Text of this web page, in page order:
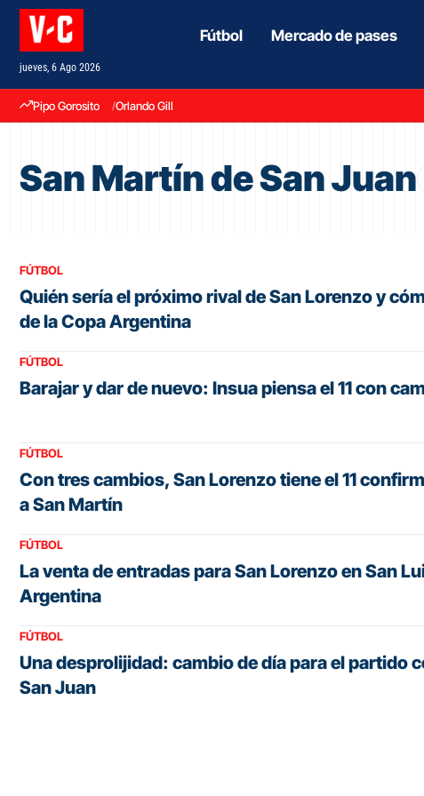
jueves, 6 Ago 2026
Fútbol Mercado de pases
Pipo Gorosito Orlando Gill
San Martín de San Juan
FÚTBOL
Quién sería el próximo rival de San Lorenzo y
de la Copa Argentina
FÚTBOL
Barajar y dar de nuevo: Insua piensa el 11 con
FÚTBOL
Con tres cambios, San Lorenzo tiene el 11
a San Martín
FÚTBOL
La venta de entradas para San Lorenzo en San
Argentina
FÚTBOL
Una desprolijidad: cambio de día para el partido
San Juan